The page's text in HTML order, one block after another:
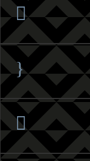

}
